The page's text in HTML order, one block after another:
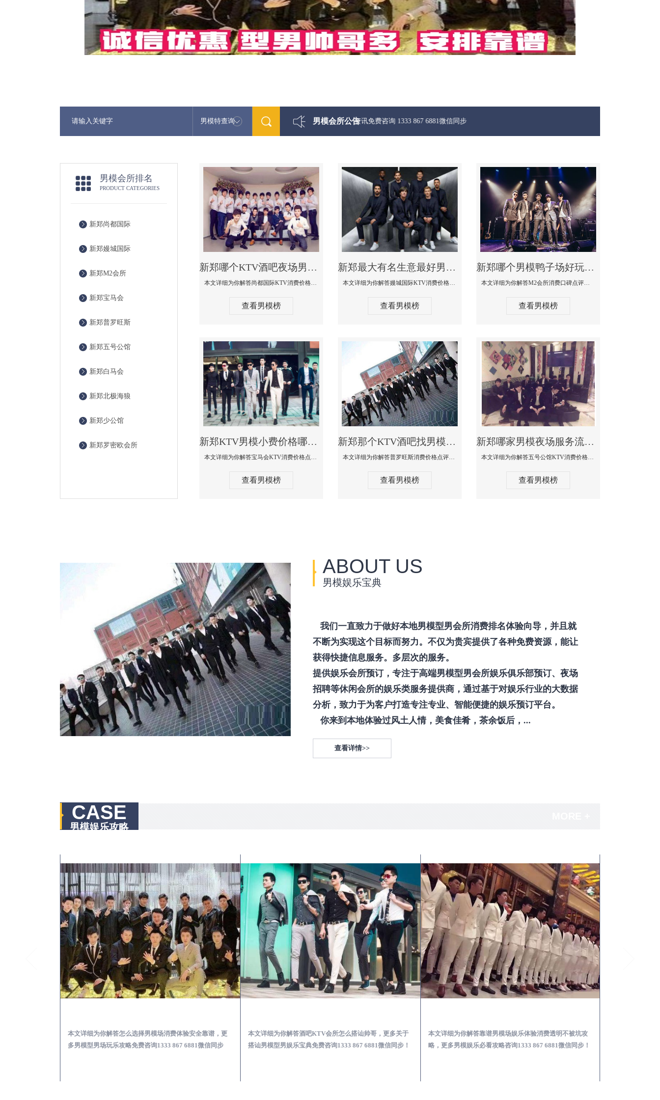
男模特查询 男模会所公告
最新男模娱乐资讯免费咨询 1333 867 6881微信同步
男模会所排名
PRODUCT CATEGORIES
新郑尚都国际
新郑嫚城国际
新郑M2会所
新郑宝马会
新郑普罗旺斯
新郑五号公馆
新郑白马会
新郑北极海狼
新郑少公馆
新郑罗密欧会所
新郑哪个KTV酒吧夜场男模公关型男最帅-尚都国际KTV消费价格点评
本文详细为你解答尚都国际KTV消费价格点评，更多关于哪个KTV酒吧夜场男模公关型男最帅免费咨询1333 867 6881微信同步
查看男模榜
新郑最大有名生意最好男模少爷场KTV体验-嫚城国际KTV消费价格点评
本文详细为你解答嫚城国际KTV消费价格口碑点评，更多关于最大有名生意最好男模少爷场KTV体验免费咨询1333 867 6881微信同步！
查看男模榜
新郑哪个男模鸭子场好玩陪酒服务好-M2会所KTV消费口碑点评
本文详细为你解答M2会所消费口碑点评，更多关于哪个男模鸭子场好玩陪酒服务好免费咨询1333 867 6881微信同步！
查看男模榜
新郑KTV男模小费价格哪家便宜-宝马会KTV消费口碑点评
本文详细为你解答宝马会KTV消费价格点评，更多关于KTV男模小费价格哪家便宜免费咨询1333 867 6881微信同步！
查看男模榜
新郑那个KTV酒吧找男模帅哥男妓多-普罗旺斯KTV真实口碑点评
本文详细为你解答普罗旺斯消费价格点评，更多关于那个KTV酒吧找男模帅哥最多免费咨询1333 867 6881微信同步！
查看男模榜
新郑哪家男模夜场服务流程全面-五号公馆KTV消费价格点评
本文详细为你解答五号公馆KTV消费价格，更多关于哪家男模夜场服务流程全面免费咨询1333 867 6881微信同步！
查看男模榜
ABOUT US
男模娱乐宝典
我们一直致力于做好本地男模型男会所消费排名体验向导，并且就
不断为实现这个目标而努力。不仅为贵宾提供了各种免费资源，能让
获得快捷信息服务。多层次的服务。
提供娱乐会所预订，专注于高端男模型男会所娱乐俱乐部预订、夜场
招聘等休闲会所的娱乐类服务提供商，通过基于对娱乐行业的大数据
分析，致力于为客户打造专注专业、智能便捷的娱乐预订平台。
你来到本地体验过风土人情，美食佳肴，茶余饭后，...
查看详情>>
CASE
男模娱乐攻略
本文详细为你解答怎么选择男模场消费体验安全靠谱，更
多男模型男场玩乐攻略免费咨询1333 867 6881微信同步
本文详细为你解答酒吧KTV会所怎么搭讪帅哥，更多关于
搭讪男模型男娱乐宝典免费咨询1333 867 6881微信同步！
本文详细为你解答靠谱男模场娱乐体验消费透明不被坑攻
略，更多男模娱乐必看攻略咨询1333 867 6881微信同步！